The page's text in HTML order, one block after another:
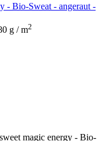
- Bio-Sweat - angeraut -
g / m2